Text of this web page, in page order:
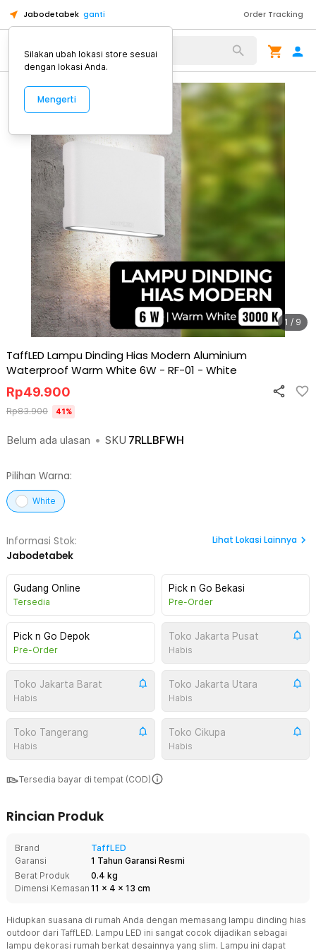
Jabodetabek ganti Order Tracking
Alat Kopi
1 / 9
TaffLED Lampu Dinding Hias Modern Aluminium
Waterproof Warm White 6W - RF-01 - White
Belum ada ulasan • SKU 7RLLBFWH
Rp49.900
Rp83.900 41%
Pilihan Warna:
White
Informasi Stok:
Jabodetabek
Lihat Lokasi Lainnya
Gudang Online
Tersedia
Pick n Go Bekasi
Pre-Order
Pick n Go Depok
Pre-Order
Toko Jakarta Pusat
Habis
Toko Jakarta Barat
Habis
Toko Jakarta Utara
Habis
Toko Tangerang
Habis
Toko Cikupa
Habis
Tersedia bayar di tempat (COD)
Rincian Produk
Brand
TaffLED
Garansi
1 Tahun Garansi Resmi
Berat Produk
0.4 kg
Dimensi Kemasan 11 x 4 x 13 cm
Hidupkan suasana di rumah Anda dengan memasang lampu dinding hias
outdoor dari TaffLED. Lampu LED ini sangat cocok dijadikan sebagai
lampu dekorasi rumah berkat desainnya yang slim. Lampu ini dapat
Silakan ubah lokasi store sesuai
dengan lokasi Anda.
Mengerti